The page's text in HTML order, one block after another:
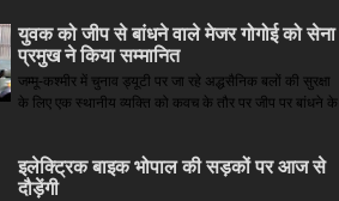
युवक को जीप से बांधने वाले मेजर गोगोई को सेना
प्रमुख ने किया सम्‍मानित
जम्मू-कश्मीर में चुनाव ड्यूटी पर जा रहे अद्धसैनिक बलों की सुरक्षा
के लिए एक स्थानीय व्यक्ति को कवच के तौर पर जीप पर बांधने के
इलेक्ट्रिक बाइक भोपाल की सड़कों पर आज से
दौड़ेंगी